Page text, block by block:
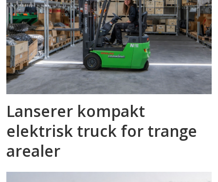
Lanserer kompakt
elektrisk truck for trange
arealer